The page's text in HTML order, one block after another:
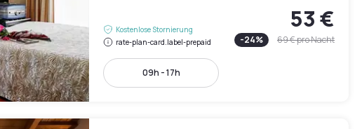
Kostenlose Stornierung
rate-plan-card.label-prepaid
53 €
-24% 69 €pro Nacht
09h - 17h